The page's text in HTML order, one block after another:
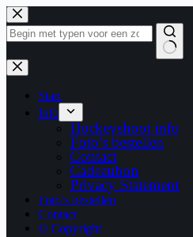
Ga
naar
de
Geen
resultaten
Start
Info
Hockeyshoot info
Foto’s bestellen
Contact
Cadeaubon
Privacy Statement
Foto’s bestellen
Contact
© Copyright